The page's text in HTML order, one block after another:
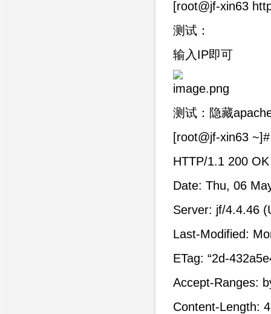
[root@jf-xin63
测试：
输入IP即可
测试：隐藏
[root@jf-xin63
HTTP/1.1 200 OK
Date: Thu, 06
Server: jf/4.4.46
Last-Modified:
ETag: “2d-
Accept-Ranges:
Content-Length: